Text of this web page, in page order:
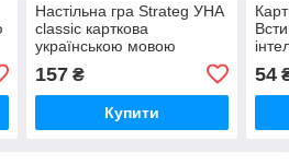
Настільна гра Strateg УНА
classic карткова
українською мовою
157₴
Купити
54